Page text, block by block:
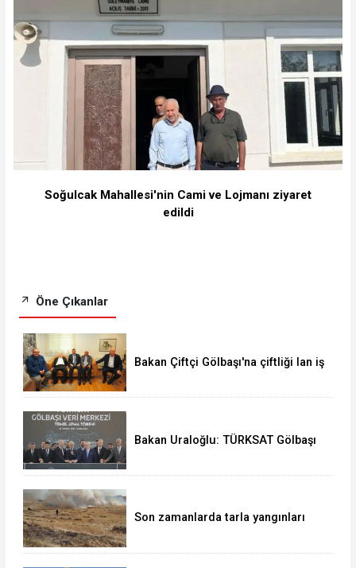
Soğulcak Mahallesi'nin Cami ve Lojmanı ziyaret
edildi
Öne Çıkanlar
Bakan Çiftçi Gölbaşı'na çiftliği lan iş
Bakan Uraloğlu: TÜRKSAT Gölbaşı
Son zamanlarda tarla yangınları